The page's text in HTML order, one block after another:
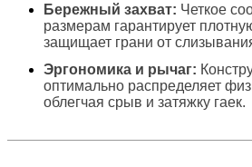
Бережный захват: Четкое
размерам гарантирует
защищает грани от
Эргономика и рычаг:
оптимально распределяет
облегчая срыв и затяжку гаек.